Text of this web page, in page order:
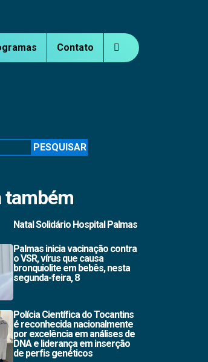
Contato
PESQUISAR
também
Natal Solidário Hospital Palmas
Palmas inicia vacinação contra
o VSR, vírus que causa
bronquiolite em bebês, nesta
segunda-feira, 8
Polícia Científica do Tocantins
é reconhecida nacionalmente
por excelência em análises de
DNA e liderança em inserção
de perfis genéticos